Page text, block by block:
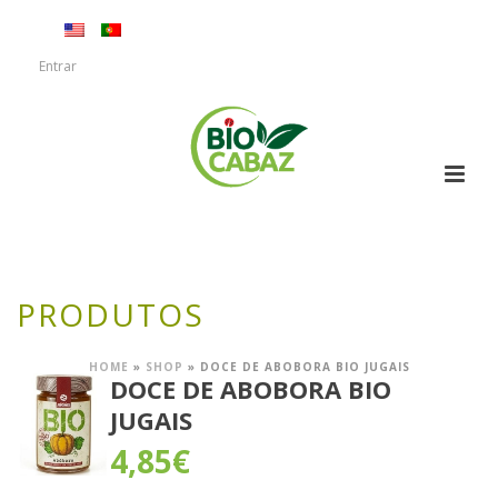
Entrar
PRODUTOS
HOME » SHOP » DOCE DE ABOBORA BIO JUGAIS
DOCE DE ABOBORA BIO
JUGAIS
4,85€